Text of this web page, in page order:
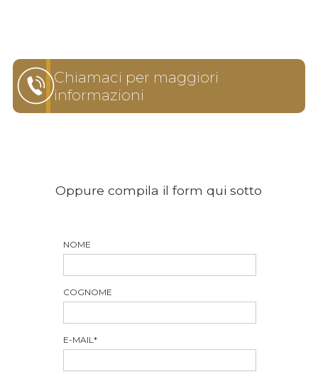
Chiamaci per maggiori
informazioni
Oppure compila il form qui sotto
NOME
COGNOME
E-MAIL*